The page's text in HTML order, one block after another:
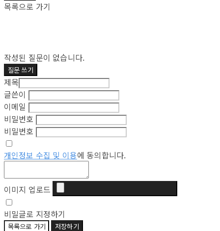
목록으로 가기
작성된 질문이 없습니다.
질문 쓰기
제목
글쓴이
이메일
비밀번호
비밀번호
개인정보 수집 및 이용에 동의합니다.
이미지 업로드
비밀글로 지정하기
목록으로 가기 저장하기